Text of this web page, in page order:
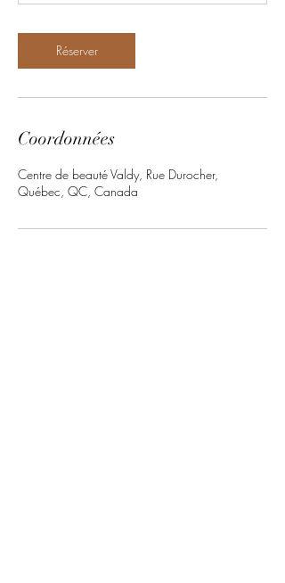
Réserver
Coordonnées
Centre de beauté Valdy, Rue Durocher,
Québec, QC, Canada